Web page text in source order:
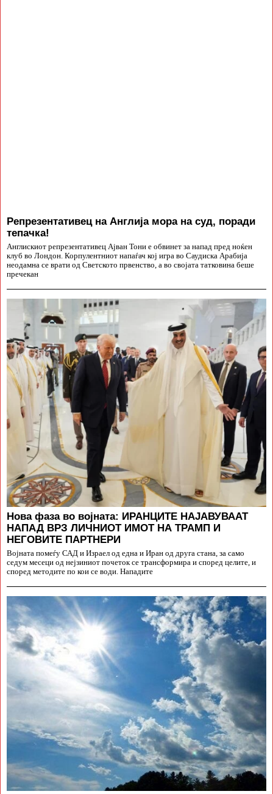
Репрезентативец на Англија мора на суд, поради
тепачка!
Англискиот репрезентативец Ајван Тони е обвинет за напад пред ноќен
клуб во Лондон. Корпулентниот напаѓач кој игра во Саудиска Арабија
неодамна се врати од Светското првенство, а во својата татковина беше
пречекан
Нова фаза во војната: ИРАНЦИТЕ НАЈАВУВААТ
НАПАД ВРЗ ЛИЧНИОТ ИМОТ НА ТРАМП И
НЕГОВИТЕ ПАРТНЕРИ
Војната помеѓу САД и Израел од една и Иран од друга стана, за само
седум месеци од нејзиниот почеток се трансформира и според целите, и
според методите по кои се води. Нападите